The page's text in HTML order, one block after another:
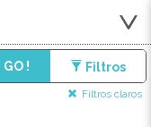
GO ! Filtros
Filtros claros